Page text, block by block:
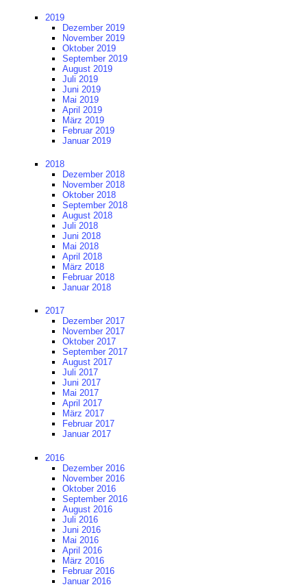
2019
Dezember 2019
November 2019
Oktober 2019
September 2019
August 2019
Juli 2019
Juni 2019
Mai 2019
April 2019
März 2019
Februar 2019
Januar 2019
2018
Dezember 2018
November 2018
Oktober 2018
September 2018
August 2018
Juli 2018
Juni 2018
Mai 2018
April 2018
März 2018
Februar 2018
Januar 2018
2017
Dezember 2017
November 2017
Oktober 2017
September 2017
August 2017
Juli 2017
Juni 2017
Mai 2017
April 2017
März 2017
Februar 2017
Januar 2017
2016
Dezember 2016
November 2016
Oktober 2016
September 2016
August 2016
Juli 2016
Juni 2016
Mai 2016
April 2016
März 2016
Februar 2016
Januar 2016